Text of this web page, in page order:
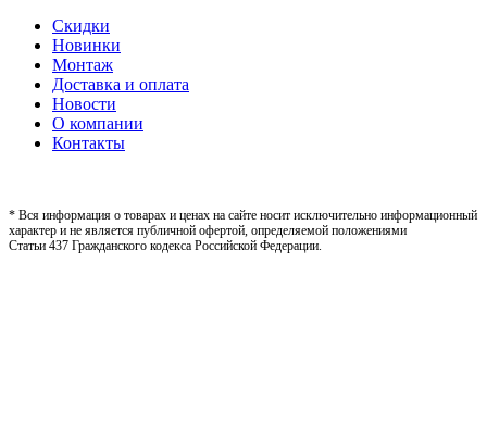
Скидки
Новинки
Монтаж
Доставка и оплата
Новости
О компании
Контакты
* Вся информация о товарах и ценах на сайте носит исключительно информационный
характер и не является публичной офертой, определяемой положениями
Статьи 437 Гражданского кодекса Российской Федерации.